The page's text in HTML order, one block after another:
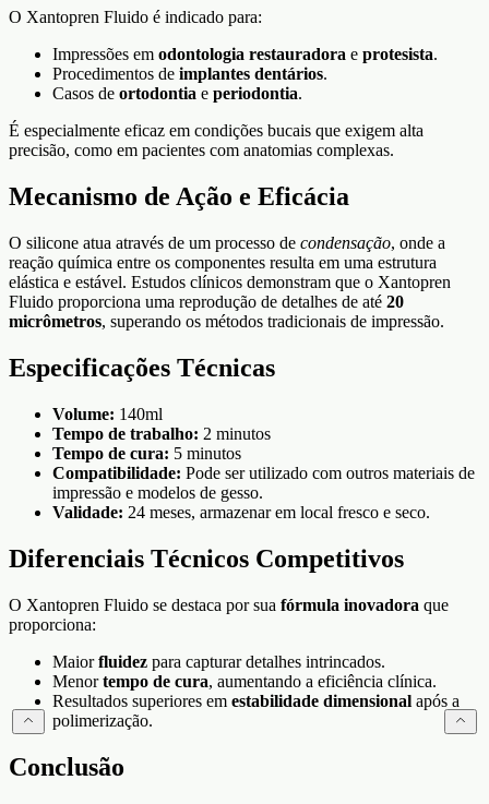
O Xantopren Fluido é indicado para:
Impressões em odontologia restauradora e protesista.
Procedimentos de implantes dentários.
Casos de ortodontia e periodontia.
É especialmente eficaz em condições bucais que exigem alta
precisão, como em pacientes com anatomias complexas.
Mecanismo de Ação e Eficácia
O silicone atua através de um processo de condensação, onde a
reação química entre os componentes resulta em uma estrutura
elástica e estável. Estudos clínicos demonstram que o Xantopren
Fluido proporciona uma reprodução de detalhes de até 20
micrômetros, superando os métodos tradicionais de impressão.
Especificações Técnicas
Volume: 140ml
Tempo de trabalho: 2 minutos
Tempo de cura: 5 minutos
Compatibilidade: Pode ser utilizado com outros materiais de
impressão e modelos de gesso.
Validade: 24 meses, armazenar em local fresco e seco.
Diferenciais Técnicos Competitivos
O Xantopren Fluido se destaca por sua fórmula inovadora que
proporciona:
Maiorfluidez para capturar detalhes intrincados.
Menortempo de cura, aumentando a eficiência clínica.
Resultados superiores em estabilidade dimensional após a
polimerização.
Conclusão